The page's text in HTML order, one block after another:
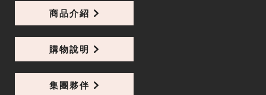
商品介紹
購物說明
集團夥伴